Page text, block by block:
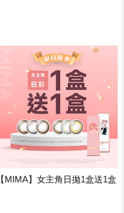
【MIMA】女主角日拋1盒送1盒